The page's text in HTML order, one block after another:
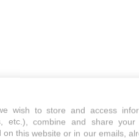
wish to store and access
etc.), combine and share
this website or in our emails,